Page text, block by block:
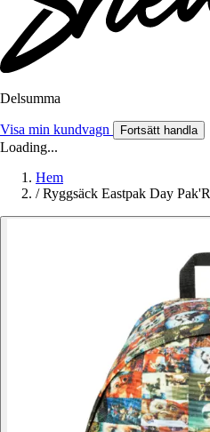
Delsumma
Visa min kundvagn Fortsätt handla
Loading...
Hem
/ Ryggsäck Eastpak Day Pak'R